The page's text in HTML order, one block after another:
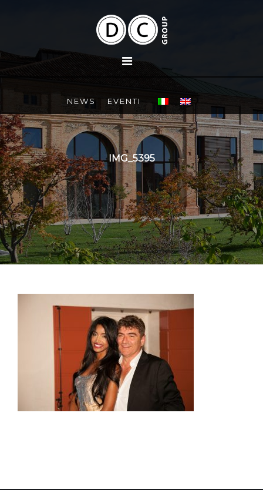
NEWS EVENTI
IMG_5395